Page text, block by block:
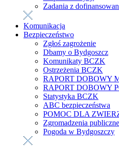
Zadania z
Komunikacja
Bezpieczeństwo
Zgłoś zagrożenie
Dbamy o Bydgoszcz
Komunikaty BCZK
Ostrzeżenia BCZK
RAPORT DOBOWY
RAPORT DOBOWY
Statystyka BCZK
ABC bezpieczeństwa
POMOC DLA
Zgromadzenia
Pogoda w Bydgoszczy